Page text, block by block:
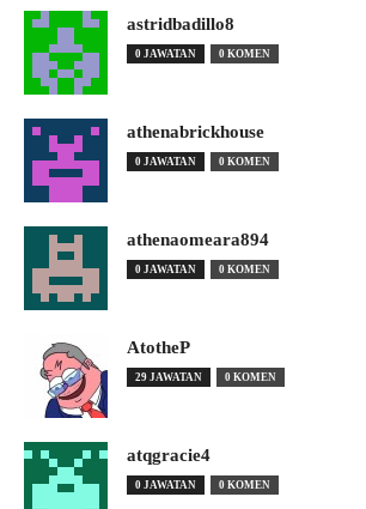
astridbadillo8
0 JAWATAN 0 KOMEN
athenabrickhouse
0 JAWATAN 0 KOMEN
athenaomeara894
0 JAWATAN 0 KOMEN
AtotheP
29 JAWATAN 0 KOMEN
atqgracie4
0 JAWATAN 0 KOMEN